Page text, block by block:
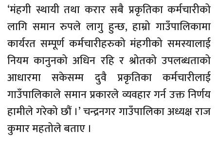
‘मंहगी स्थायी तथा करार सबै प्रकृतिका कर्मचारीको
लागि समान रुपले लागु हुन्छ, हाम्रो गाउँपालिकामा
कार्यरत सम्पूर्ण कर्मचारीहरुको मंहगीको समस्यालाई
नियम कानुनको अधिन रहि र श्रोतको उपलब्धताको
आधारमा सकेसम्म दुवै प्रकृतिका कर्मचारीलाई
गाउँपालिकाले समान प्रकारले व्यवहार गर्न उक्त निर्णय
हामीले गरेको छौं ।’ चन्द्रनगर गाउँपालिका अध्यक्ष राज
कुमार महतोले बताए ।